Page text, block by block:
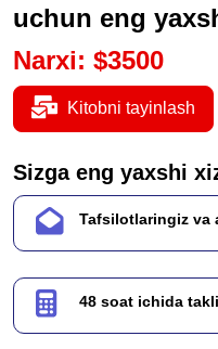
uchun eng
Narxi: $3500
Kitobni tayinlash
Sizga eng yaxshi
Tafsilotlaringiz va
48 soat ichida